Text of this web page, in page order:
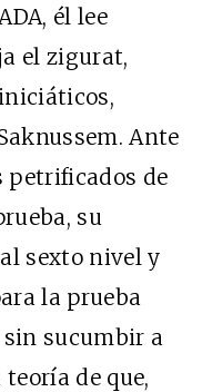
él lee
el zigurat,
Ante
petrificados de
su
sexto nivel y
la prueba
sucumbir a
de que,